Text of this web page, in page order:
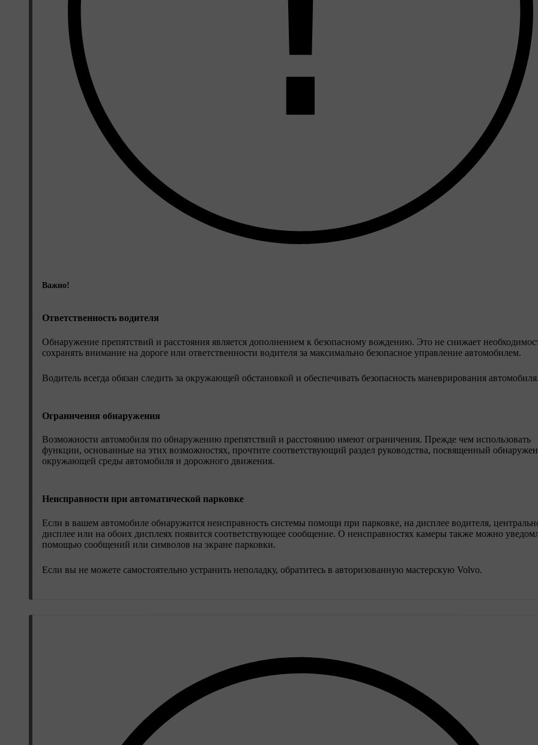
Важно!
Ответственность водителя
Обнаружение препятствий и расстояния является дополнением к безопасному вождению. Это не снижает
сохранять внимание на дороге или ответственности водителя за максимально безопасное управление автомобилем.
Водитель всегда обязан следить за окружающей обстановкой и обеспечивать безопасность маневрирования автомобиля.
Ограничения обнаружения
Возможности автомобиля по обнаружению препятствий и расстоянию имеют ограничения. Прежде чем использовать
функции, основанные на этих возможностях, прочтите соответствующий раздел руководства, посвященный
окружающей среды автомобиля и дорожного движения.
Неисправности при автоматической парковке
Если в вашем автомобиле обнаружится неисправность системы помощи при парковке, на дисплее водителя,
дисплее или на обоих дисплеях появится соответствующее сообщение. О неисправностях камеры также можно
помощью сообщений или символов на экране парковки.
Если вы не можете самостоятельно устранить неполадку, обратитесь в авторизованную мастерскую Volvo.